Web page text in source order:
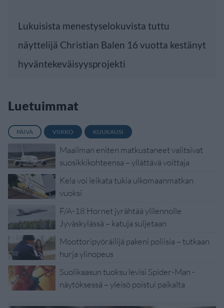
Lukuisista menestyselokuvista tuttu
näyttelijä Christian Balen 16 vuotta kestänyt
hyväntekeväisyysprojekti
Luetuimmat
PÄIVÄ VIIKKO KUUKAUSI
Maailman eniten matkustaneet valitsivat
suosikkikohteensa – yllättävä voittaja
Kela voi leikata tukia ulkomaanmatkan
vuoksi
F/A-18 Hornet jyrähtää ylilennolle
Jyväskylässä – katuja suljetaan
Moottoripyöräilijä pakeni poliisia – tutkaan
hurja ylinopeus
Suolikaasun tuoksu levisi Spider-Man -
näytöksessä – yleisö poistui paikalta